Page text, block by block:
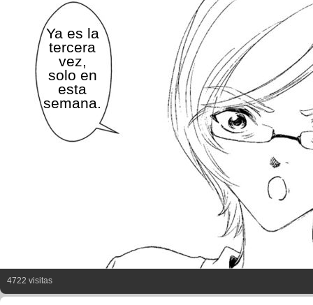
Ya es la
tercera
vez,
solo en
esta
semana.
4722 visitas